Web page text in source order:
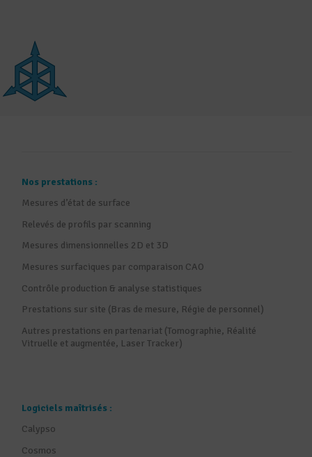
Nos prestations :
Mesures d’état de surface
Relevés de profils par scanning
Mesures dimensionnelles 2D et 3D
Mesures surfaciques par comparaison CAO
Contrôle production & analyse statistiques
Prestations sur site (Bras de mesure, Régie de personnel)
Autres prestations en partenariat (Tomographie, Réalité
Vitruelle et augmentée, Laser Tracker)
Logiciels maîtrisés :
Calypso
Cosmos